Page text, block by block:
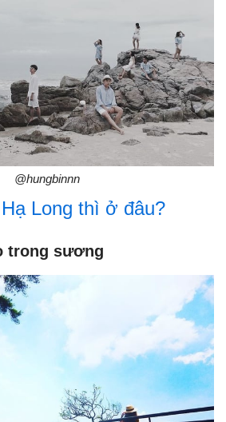
@hungbinnn
Long thì ở đâu?
trong sương